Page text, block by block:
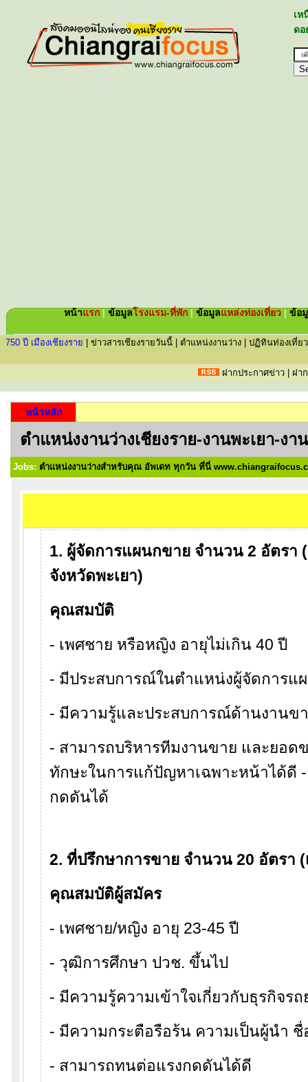
เ
ดอ
หน้าแรก | ข้อมูลโรงแรม-ที่พัก | ข้อมูลแหล่งท่องเที่ยว | ข้อ
750 ปี เมืองเชียงราย ข่าวสารเชียงรายวันนี้ ตำแหน่งงานว่าง ปฏิทินท่องเที่ยว
ฝากประกาศข่าว| ฝา
หน้าหลัก
ตำแหน่งงานว่างเชียงราย-งานพะเยา-ง
Jobs: ตำแหน่งงานว่างสำหรับคุณ อัพเดท ทุกวัน ที่นี่
1. ผู้จัดการแผนกขาย จำนวน 2 อัตรา
จังหวัดพะเยา)
คุณสมบัติ
- เพศชาย หรือหญิง อายุไม่เกิน 40 ปี
- มีประสบการณ์ในตำแหน่งผู้จัดการแ
- มีความรู้และประสบการณ์ด้านงานข
- สามารถบริหารทีมงานขาย และยอด
ทักษะในการแก้ปัญหาเฉพาะหน้าได้ดี
กดดันได้
2. ที่ปรึกษาการขาย จำนวน 20 อัตรา (
คุณสมบัติผู้สมัคร
- เพศชาย/หญิง อายุ 23-45 ปี
- วุฒิการศึกษา ปวช. ขึ้นไป
- มีความรู้ความเข้าใจเกี่ยวกับธุรกิจร
- มีความกระตือรือร้น ความเป็นผู้นำ ชื่
- สามารถทนต่อแรงกดดันได้ดี